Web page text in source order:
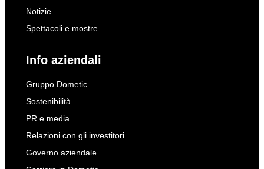
Notizie
Spettacoli e mostre
Info aziendali
Gruppo Dometic
Sostenibilità
PR e media
Relazioni con gli investitori
Governo aziendale